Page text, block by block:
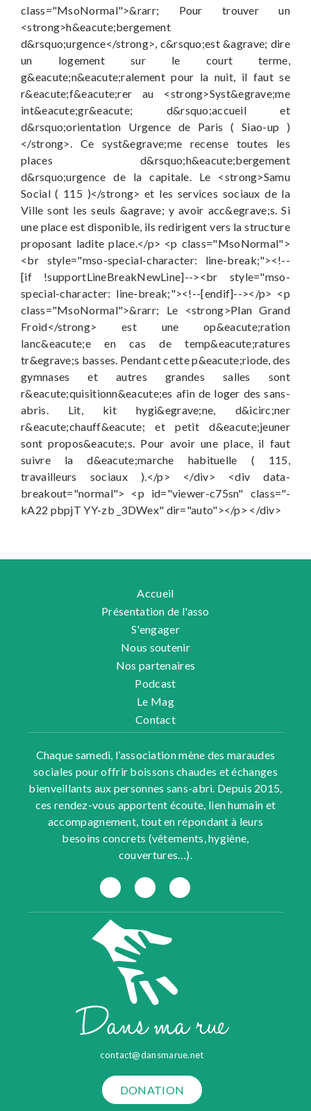
Accueil
Présentation de l'asso
S'engager
Nous soutenir
Nos partenaires
Podcast
Le Mag
Contact
Chaque samedi, l’association mène des maraudes
sociales pour offrir boissons chaudes et échanges
bienveillants aux personnes sans-abri. Depuis 2015,
ces rendez-vous apportent écoute, lien humain et
accompagnement, tout en répondant à leurs
besoins concrets (vêtements, hygiène,
couvertures…).
contact@dansmarue.net
DONATION